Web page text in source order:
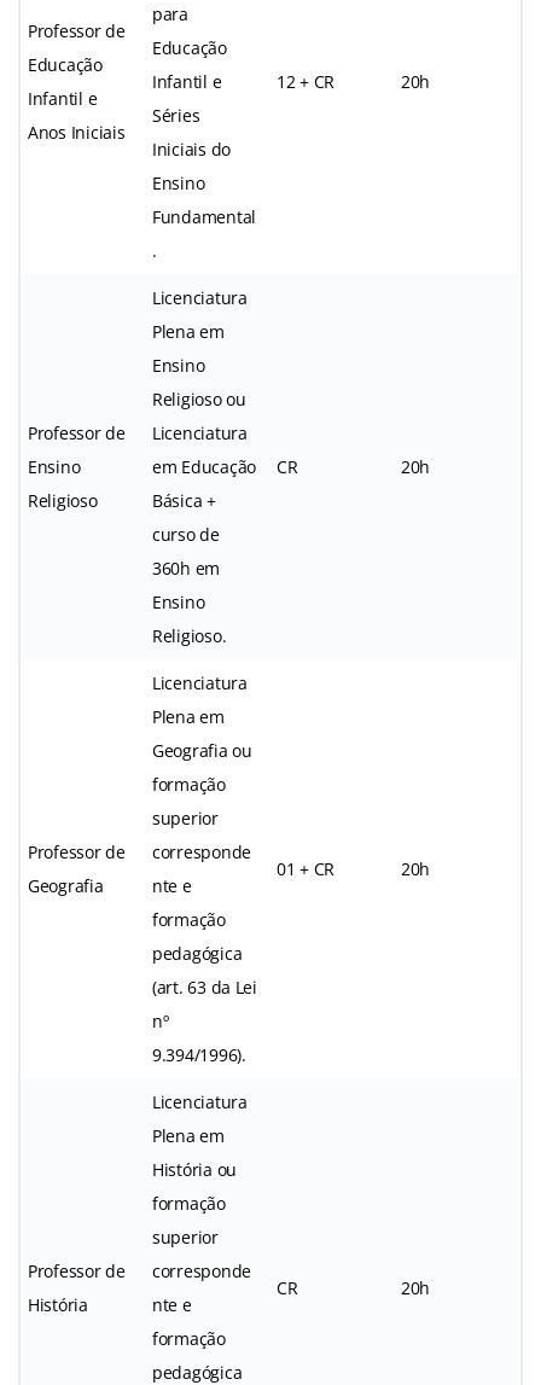
Professor de
Educação
Infantil e
Anos Iniciais
para
Educação
Infantil e
Séries
Iniciais do
Ensino
Fundamental
.
12 + CR 20h
Professor de
Ensino
Religioso
Licenciatura
Plena em
Ensino
Religioso ou
Licenciatura
em Educação
Básica +
curso de
360h em
Ensino
Religioso.
CR 20h
Professor de
Geografia
Licenciatura
Plena em
Geografia ou
formação
superior
corresponde
nte e
formação
pedagógica
(art. 63 da Lei
nº
9.394/1996).
01 + CR 20h
Professor de
História
Licenciatura
Plena em
História ou
formação
superior
corresponde
nte e
formação
pedagógica
CR 20h